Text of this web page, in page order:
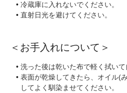
冷蔵庫に入れないでください。
直射日光を避けてください。
＜お手入れについて＞
洗った後は乾いた布で軽く拭いて
表面が乾燥してきたら、オイル(
してよく馴染ませてください。